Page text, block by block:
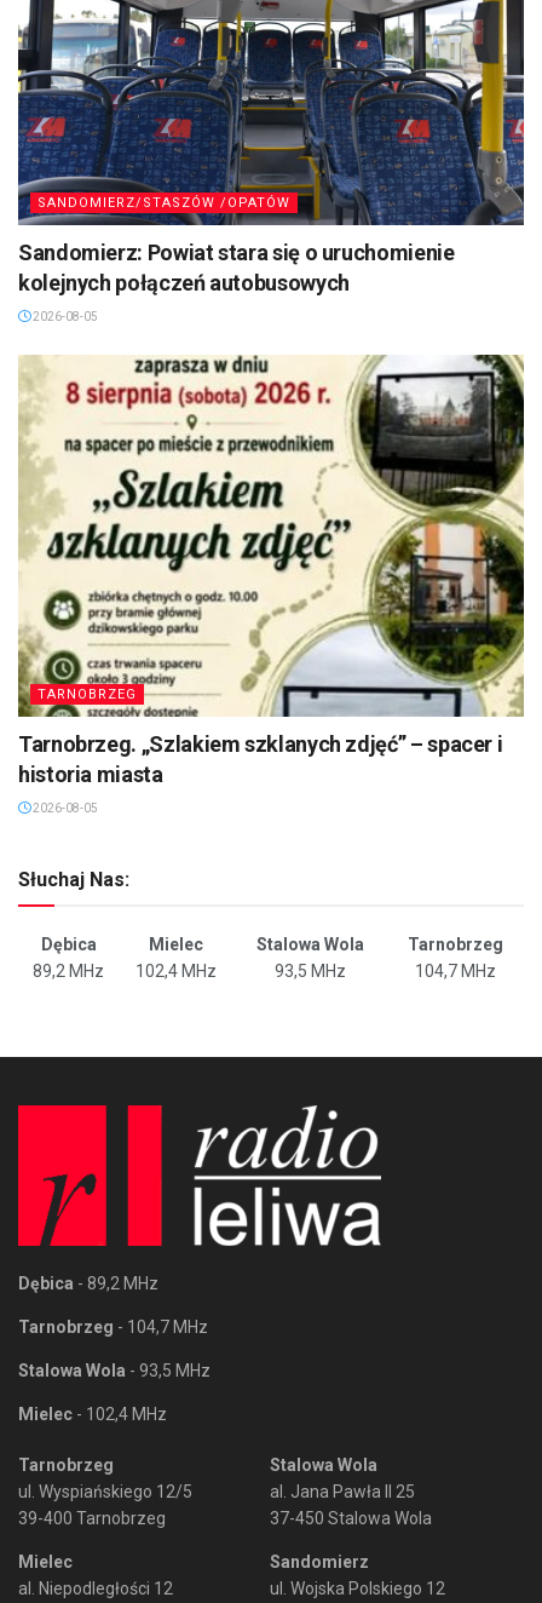
SANDOMIERZ/STASZÓW /OPATÓW
Sandomierz: Powiat stara się o uruchomienie
kolejnych połączeń autobusowych
2026-08-05
TARNOBRZEG
Tarnobrzeg. „Szlakiem szklanych zdjęć” – spacer i
historia miasta
2026-08-05
Słuchaj Nas:
Dębica Mielec Stalowa Wola
Tarnobrzeg
89,2 MHz
102,4 MHz 93,5 MHz 104,7 MHz
Dębica - 89,2 MHz
Tarnobrzeg - 104,7 MHz
Stalowa Wola - 93,5 MHz
Mielec - 102,4 MHz
Tarnobrzeg
ul. Wyspiańskiego 12/5
39-400 Tarnobrzeg
Mielec
al. Niepodległości 12
Stalowa Wola
al. Jana Pawła II 25
37-450 Stalowa Wola
Sandomierz
ul. Wojska Polskiego 12